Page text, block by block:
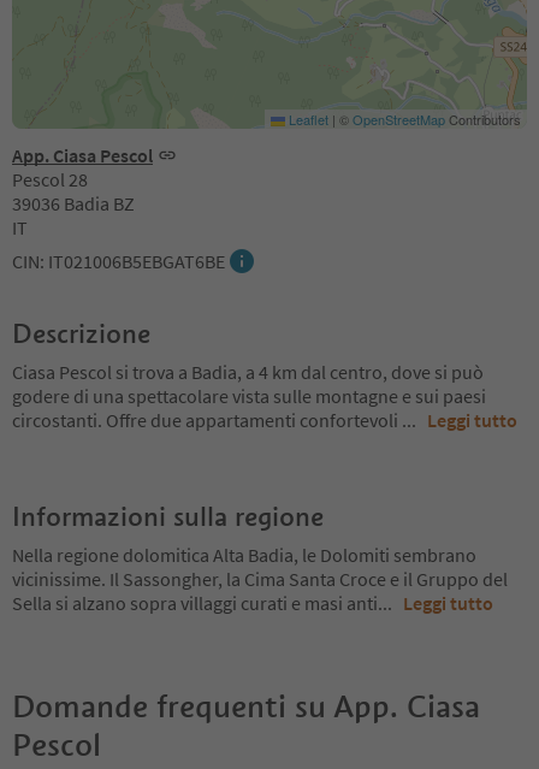
App. Ciasa Pescol
Pescol 28
39036 Badia BZ
IT
CIN: IT021006B5EBGAT6BE
Leaflet | ©OpenStreetMapContributors
Descrizione
Ciasa Pescol si trova a Badia, a 4 km dal centro, dove si può
godere di una spettacolare vista sulle montagne e sui paesi
circostanti. Offre due appartamenti confortevoli ... Leggi tutto
Informazioni sulla regione
Nella regione dolomitica Alta Badia, le Dolomiti sembrano
vicinissime. Il Sassongher, la Cima Santa Croce e il Gruppo del
Sella si alzano sopra villaggi curati e masi anti... Leggi tutto
Domande frequenti su App. Ciasa
Pescol